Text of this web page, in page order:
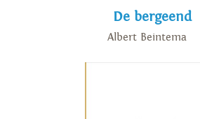
De bergeend
Albert Beintema